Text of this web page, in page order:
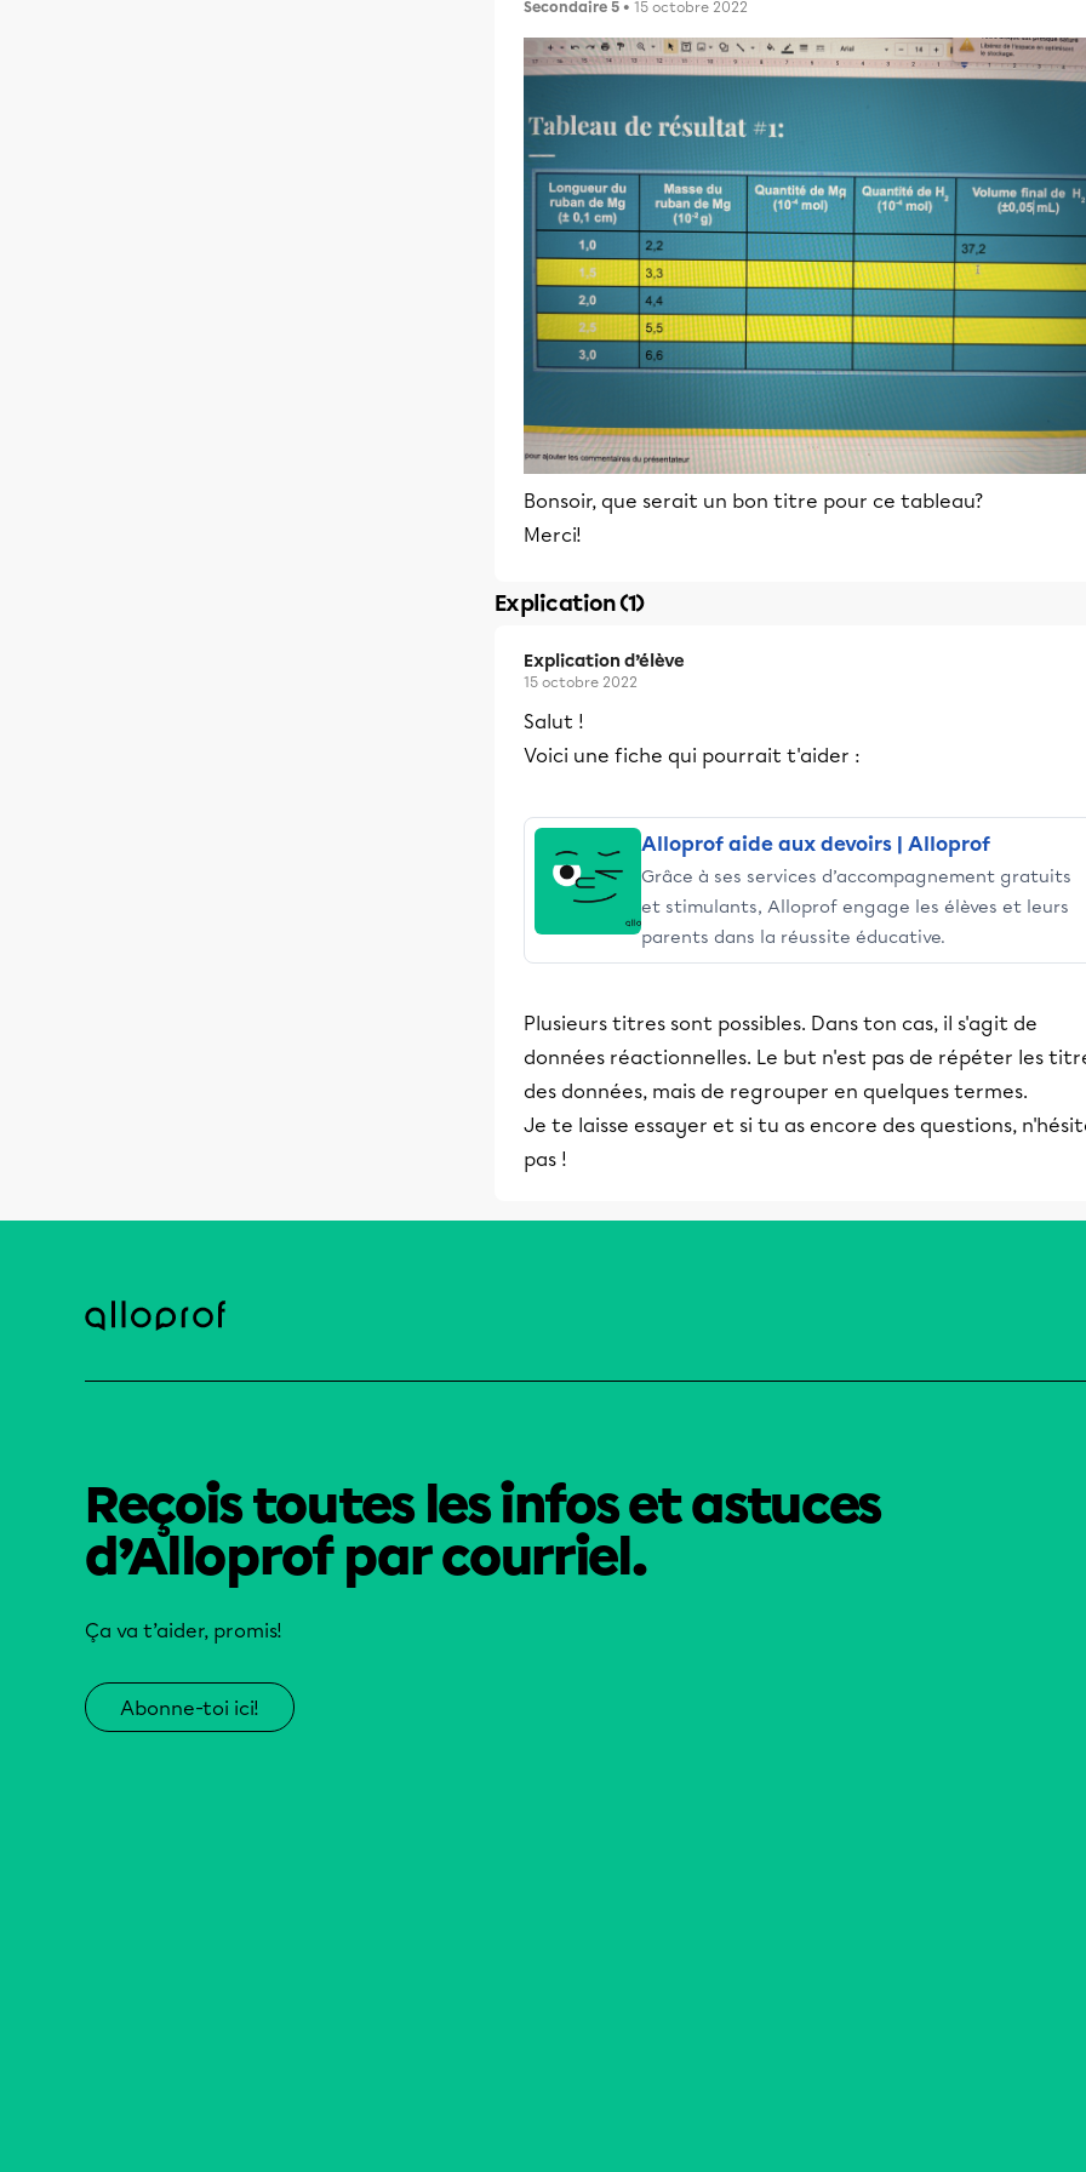
Secondaire 5 • 15 octobre 2022
Bonsoir, que serait un bon titre pour ce tableau?
Merci!
Explication (1)
Explication d’élève
15 octobre 2022
Salut !
Voici une fiche qui pourrait t'aider :
Alloprof aide aux devoirs | Alloprof
Grâce à ses services d’accompagnement gratuits
et stimulants, Alloprof engage les élèves et leurs
parents dans la réussite éducative.
Plusieurs titres sont possibles. Dans ton cas, il s'agit de
données réactionnelles. Le but n'est pas de répéter les
des données, mais de regrouper en quelques termes.
Je te laisse essayer et si tu as encore des questions,
pas !
Reçois toutes les infos et astuces
d’Alloprof par courriel.
Ça va t’aider, promis!
Abonne-toi ici!